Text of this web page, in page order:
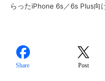
らったiPhone 6s／6s Plus向
Share Post